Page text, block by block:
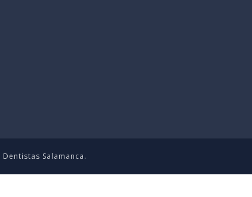
Dentistas Salamanca.